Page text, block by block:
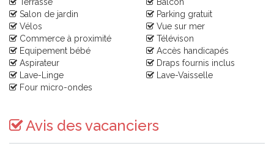
Salon de jardin
Parking gratuit
Vélos
Vue sur mer
Commerce à proximité
Télévison
Equipement bébé
Accès handicapés
Aspirateur
Draps fournis inclus
Lave-Linge
Lave-Vaisselle
Four micro-ondes
Avis des vacanciers